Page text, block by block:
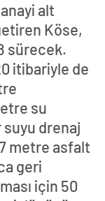
alt
Köse,
sürecek.
itibariyle de
su
drenaj
metre asfalt
geri
için 50